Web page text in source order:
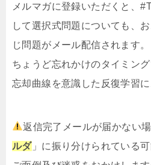
メルマガに登録いただくと、
して選択式問題についても、
じ問題がメール配信されます。
ちょうど忘れかけのタイミング
忘却曲線を意識した反復学習に
返信完了メールが届かない場
ルダ」に振り分けられている可